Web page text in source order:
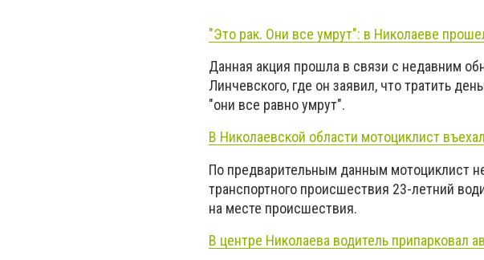
"Это рак. Они все умрут": в Николаеве
Данная акция прошла в связи с недавним
Линчевского, где он заявил, что тратить
"они все равно умрут".
В Николаевской области мотоциклист
По предварительным данным мотоциклист
транспортного происшествия 23-летний
на месте происшествия.
В центре Николаева водитель припарковал